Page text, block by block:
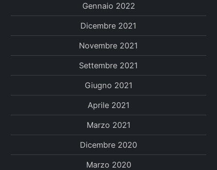
Gennaio 2022
Dicembre 2021
Novembre 2021
Settembre 2021
Giugno 2021
Aprile 2021
Marzo 2021
Dicembre 2020
Marzo 2020